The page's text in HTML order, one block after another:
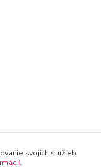
svojich služieb
.